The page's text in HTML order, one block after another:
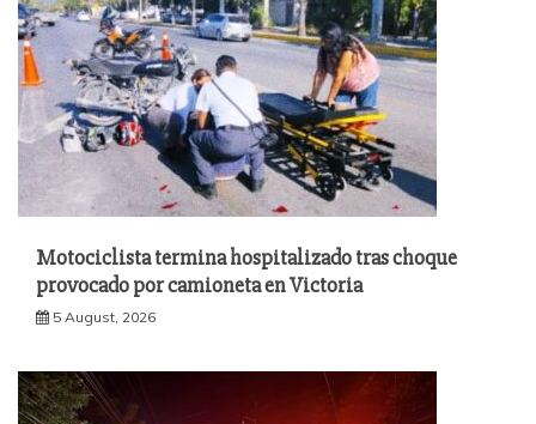
Motociclista termina hospitalizado tras choque
provocado por camioneta en Victoria
5 August, 2026